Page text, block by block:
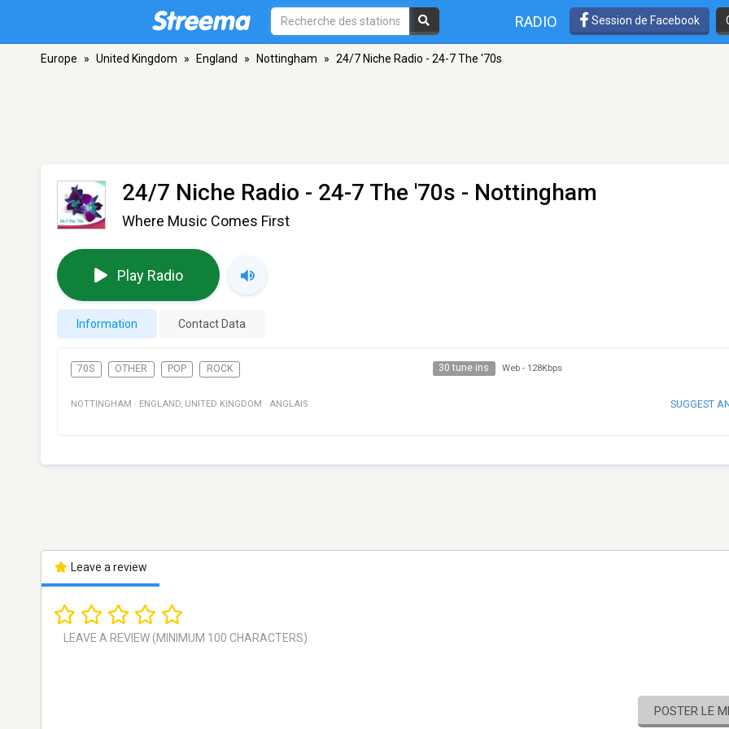
RADIO Session de Facebook
Europe » United Kingdom » England » Nottingham » 24/7 Niche Radio - 24-7 The '70s
24/7 Niche Radio - 24-7 The '70s - Nottingham
Where Music Comes First
Play Radio
Information Contact Data
70S OTHER POP ROCK 30 tune ins Web - 128Kbps
NOTTINGHAM · ENGLAND, UNITED KINGDOM · ANGLAIS SUGGEST
Leave a review
POSTER LE